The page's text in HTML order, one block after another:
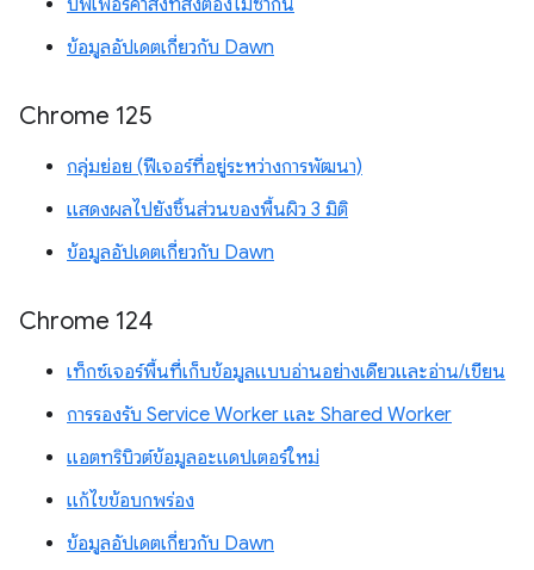
บัฟเฟอร์คำสั่งที่ส่งต้องไม่ซ้ำกัน
ข้อมูลอัปเดตเกี่ยวกับ Dawn
Chrome 125
กลุ่มย่อย (ฟีเจอร์ที่อยู่ระหว่างการพัฒนา)
แสดงผลไปยังชิ้นส่วนของพื้นผิว 3 มิติ
ข้อมูลอัปเดตเกี่ยวกับ Dawn
Chrome 124
เท็กซ์เจอร์พื้นที่เก็บข้อมูลแบบอ่านอย่างเดียวและอ่าน/เขียน
การรองรับ Service Worker และ Shared Worker
แอตทริบิวต์ข้อมูลอะแดปเตอร์ใหม่
แก้ไขข้อบกพร่อง
ข้อมูลอัปเดตเกี่ยวกับ Dawn